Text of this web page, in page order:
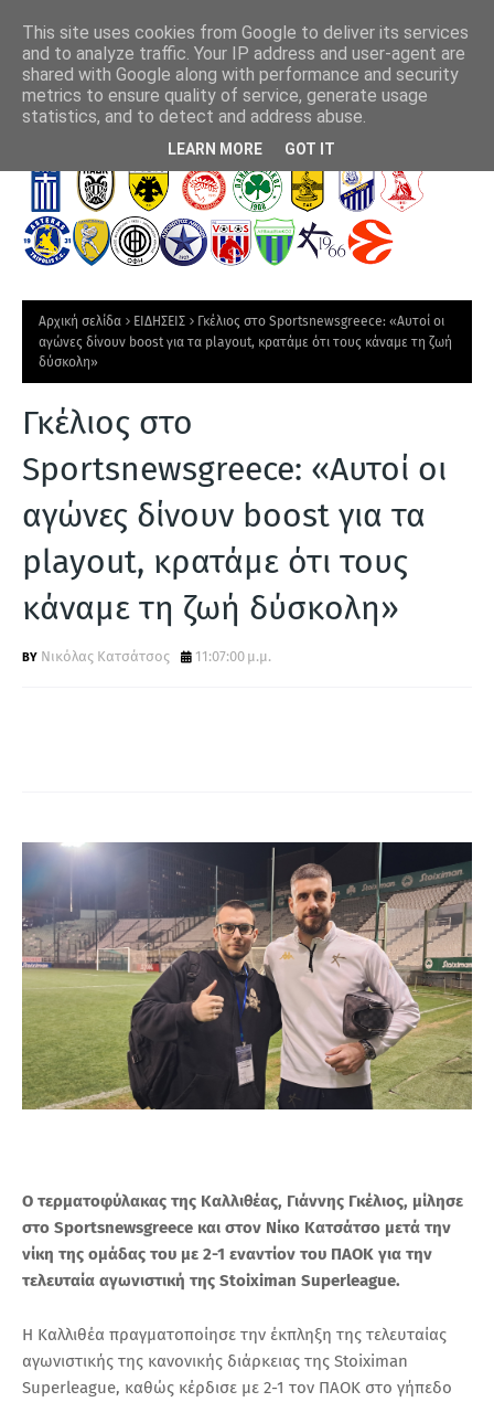
Ε
Υ
Τ
Ν
Ε
Ασημένιο μετάλλιο για την Ελλάδα στην κωπηλασία
Αρχική σελίδα ΕΙΔΗΣΕΙΣ
Γκέλιος στο Sportsnewsgreece: «Αυτοί οι
αγώνες δίνουν boost για τα playout, κρατάμε ότι τους κάναμε τη ζωή
δύσκολη»
Γκέλιος στο
Sportsnewsgreece: «Αυτοί οι
αγώνες δίνουν boost για τα
playout, κρατάμε ότι τους
κάναμε τη ζωή δύσκολη»
Νικόλας Κατσάτσος 11:07:00 μ.μ.
Ο τερματοφύλακας της Καλλιθέας, Γιάννης Γκέλιος, μίλησε
στο Sportsnewsgreece και στον Νίκο Κατσάτσο μετά την
νίκη της ομάδας του με 2-1 εναντίον του ΠΑΟΚ για την
τελευταία αγωνιστική της Stoiximan Superleague.
Η Καλλιθέα πραγματοποίησε την έκπληξη της τελευταίας
αγωνιστικής της κανονικής διάρκειας της Stoiximan
Superleague, καθώς κέρδισε με 2-1 τον ΠΑΟΚ στο γήπεδο
This site uses cookies from Google to deliver its services
and to analyze traffic. Your IP address and user-agent are
shared with Google along with performance and security
metrics to ensure quality of service, generate usage
statistics, and to detect and address abuse.
LEARN MORE GOT IT